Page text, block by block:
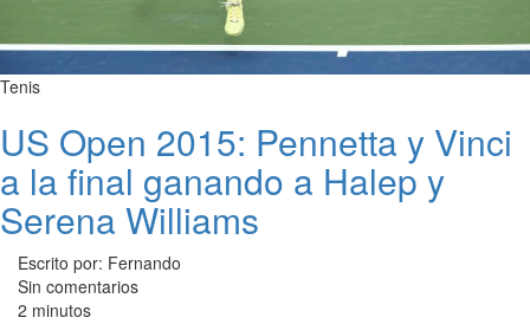
Tenis
US Open 2015: Pennetta y Vinci
a la final ganando a Halep y
Serena Williams
Escrito por: Fernando
Sin comentarios
2 minutos